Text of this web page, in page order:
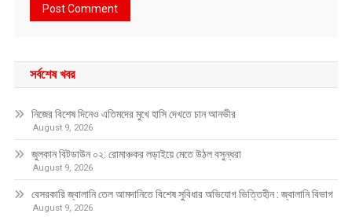
সর্বশেষ খবর
নিজের বিশেষ দিনেও এতিমদের মুখে হাসি দেখতে চান আনভীর
August 9, 2026
জুলকান বিটডাউন ০২: রোমাঞ্চকর লড়াইয়ে মেতে উঠল বসুন্ধরা
August 9, 2026
বেসরকারি জ্বালানি তেল আমদানিতে বিশেষ সুবিধার অভিযোগ ভিত্তিহীন : জ্বালানি বিভাগ
August 9, 2026